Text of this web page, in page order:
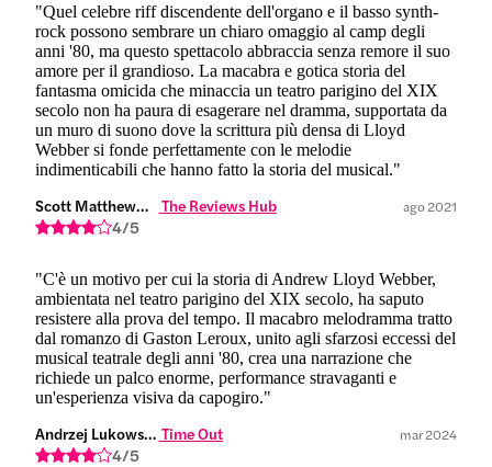
"Quel celebre riff discendente dell'organo e il basso synth-
rock possono sembrare un chiaro omaggio al camp degli
anni '80, ma questo spettacolo abbraccia senza remore il suo
amore per il grandioso. La macabra e gotica storia del
fantasma omicida che minaccia un teatro parigino del XIX
secolo non ha paura di esagerare nel dramma, supportata da
un muro di suono dove la scrittura più densa di Lloyd
Webber si fonde perfettamente con le melodie
indimenticabili che hanno fatto la storia del musical."
Scott Matthewman, The Reviews Hub ago 2021
4/5
"C'è un motivo per cui la storia di Andrew Lloyd Webber,
ambientata nel teatro parigino del XIX secolo, ha saputo
resistere alla prova del tempo. Il macabro melodramma tratto
dal romanzo di Gaston Leroux, unito agli sfarzosi eccessi del
musical teatrale degli anni '80, crea una narrazione che
richiede un palco enorme, performance stravaganti e
un'esperienza visiva da capogiro."
Andrzej Lukowski, Time Out mar 2024
4/5